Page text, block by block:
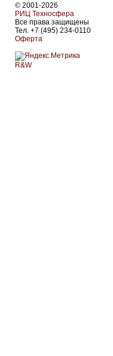
© 2001-2026
РИЦ Техносфера
Все права защищены
Тел. +7 (495) 234-0110
Оферта
R&W